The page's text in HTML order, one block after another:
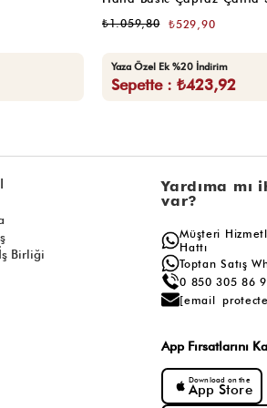
₺529,90
₺1.059,80
Yaza Özel Ek %20 İndirim
Sepette : ₺423,92
Birliği
Yardıma mı
var?
Müşteri
Hattı
Toptan Satış
0 850 305 86
[email
App Fırsatlarını
Download on the
App Store